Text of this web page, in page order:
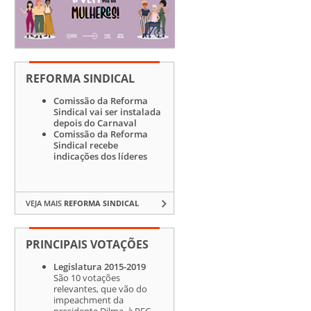
REFORMA SINDICAL
Comissão da Reforma
Sindical vai ser instalada
depois do Carnaval
Comissão da Reforma
Sindical recebe
indicações dos líderes
VEJA MAIS REFORMA SINDICAL
PRINCIPAIS VOTAÇÕES
Legislatura 2015-2019
São 10 votações
relevantes, que vão do
impeachment da